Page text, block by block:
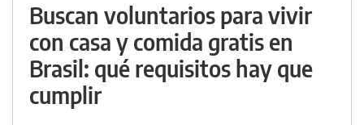
Buscan voluntarios para vivir
con casa y comida gratis en
Brasil: qué requisitos hay que
cumplir